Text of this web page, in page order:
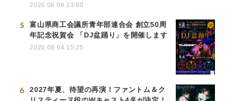
2026.08.06 13:00
5
富山県商工会議所青年部連合会 創立50周
年記念祝賀会 「DJ盆踊り」を開催します
2026.08.04 15:25
6
2027年夏、待望の再演！ファントム＆ク